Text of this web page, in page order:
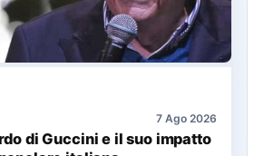
7 Ago 2026
di Guccini e il suo impatto